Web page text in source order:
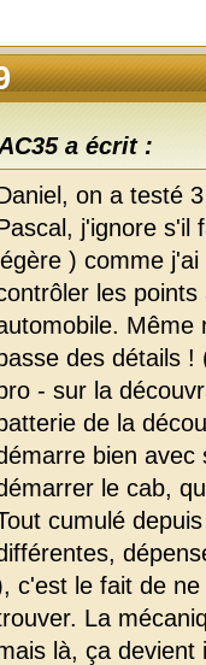
a écrit :
on a testé
j'ignore s'il
légère ) comme
les
Même
des détails !
- sur la
batterie de la
bien avec
le cab,
cumulé
c'est le fait de
La
là, ça devient